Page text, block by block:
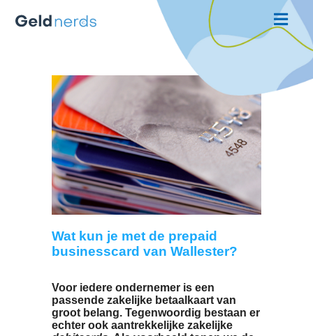
Wat kun je met de prepaid
businesscard van Wallester?